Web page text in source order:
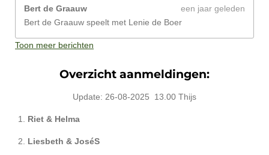
Bert de Graauw
een jaar geleden
Bert de Graauw speelt met Lenie de Boer
Toon meer berichten
Overzicht aanmeldingen:
Update: 26-08-2025 13.00 Thijs
Riet & Helma
Liesbeth & JoséS